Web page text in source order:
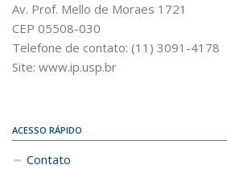
Av. Prof. Mello de Moraes 1721
CEP 05508-030
Telefone de contato: (11) 3091-4178
Site: www.ip.usp.br
ACESSO RÁPIDO
Contato